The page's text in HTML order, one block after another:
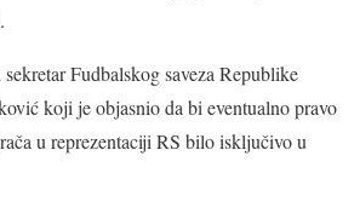
Fudbalskog saveza Republike
koji je objasnio da bi eventualno pravo
u reprezentaciji RS bilo isključivo u